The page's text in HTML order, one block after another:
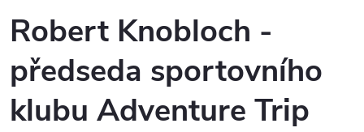
Robert Knobloch -
předseda sportovního
klubu Adventure Trip